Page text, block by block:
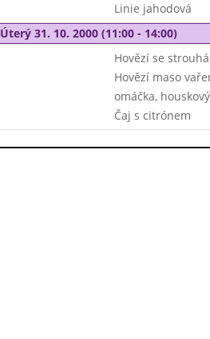
Linie jahodová
Úterý 31. 10. 2000 (11:00 - 14:00)
Hovězí se
Hovězí maso
omáčka,
Čaj s citrónem